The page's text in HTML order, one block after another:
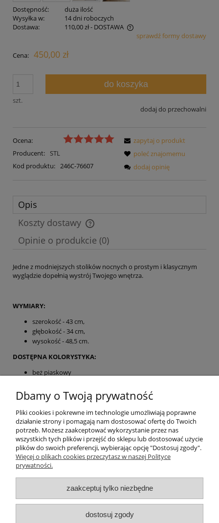
Dostępność:
duża ilość
Wysyłka w:
14 dni roboczych
Dostawa:
110,00 zł- DOSTAWA
Cena nie zawiera ewentualnych kosztów płatnościsprawdź formy dostawy
Cena: 450,00 zł
szt.
do koszyka
dodaj do przechowalni
Ocena:
Producent:
STL
Kod produktu: 246C-76607
zapytaj o produkt
poleć znajomemu
dodaj opinię
Opis
Koszty dostawy
Cena nie zawiera ewentualnych kosztów płatności
Opinie o produkcie (0)
Jedne z modniejszych stolików nocnych o prostym i klasycznym
wyglądzie dopełnią wystrój Twojego wnętrza.
WYMIARY:
szerokość - 43 cm,
głębokość - 34 cm,
wysokość - 48,5 cm.
DOSTĘPNA KOLORYSTYKA:
beż piaskowy
* W wiadomości do sprzedającego, prosimy, o podanie
Pomoc
Moje konto
O nas
Dbamy o Twoją prywatność
Pliki cookies i pokrewne im technologie umożliwiają poprawne
działanie strony i pomagają nam dostosować ofertę do Twoich
potrzeb. Możesz zaakceptować wykorzystanie przez nas
wszystkich tych plików i przejść do sklepu lub dostosować użycie
plików do swoich preferencji, wybierając opcję "Dostosuj zgody".
Więcej o plikach cookies przeczytasz w naszej Polityce
prywatności.
zaakceptuj tylko niezbędne
dostosuj zgody